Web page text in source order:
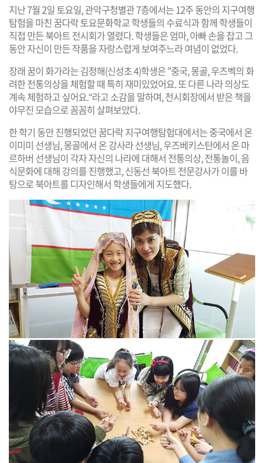
지난 7월 2일 토요일, 관악구청별관 7층에서는 12주 동안의 지구여행
탐험을 마친 꿈다락 토요문화학교 학생들의 수료식과 함께 학생들이
직접 만든 북아트 전시회가 열렸다. 학생들은 엄마, 아빠 손을 잡고 그
동안 자신이 만든 작품을 자랑스럽게 보여주느라 여념이 없었다.
장래 꿈이 화가라는 김정해(신성초 4)학생은 ”중국, 몽골, 우즈벡의 화
려한 전통의상을 체험할 때 특히 재미있었어요. 또 다른 나라 의상도
계속 체험하고 싶어요.“라고 소감을 말하며, 전시회장에서 받은 책을
야무진 모습으로 꼼꼼히 살펴보았다.
한 학기 동안 진행되었던 꿈다락 지구여행탐험대에서는 중국에서 온
이미미 선생님, 몽골에서 온 강사라 선생님, 우즈베키스탄에서 온 마
르하버 선생님이 각자 자신의 나라에 대해서 전통의상, 전통놀이, 음
식문화에 대해 강의를 진행했고, 신동선 북아트 전문강사가 이를 바
탕으로 북아트를 디자인해서 학생들에게 지도했다.